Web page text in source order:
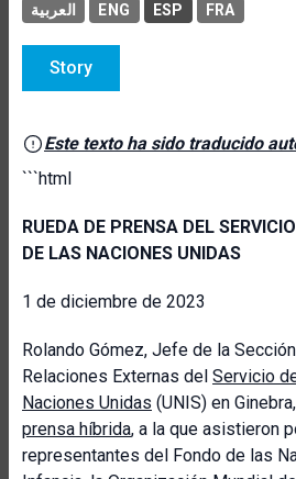
العربية ENG ESP FRA
Story
Este texto ha sido traducido
```html
RUEDA DE PRENSA DEL
DE LAS NACIONES UNIDAS
1 de diciembre de 2023
Rolando Gómez, Jefe de la
Relaciones Externas del Servicio
Naciones Unidas (UNIS) en
prensa híbrida, a la que asistieron
representantes del Fondo de las